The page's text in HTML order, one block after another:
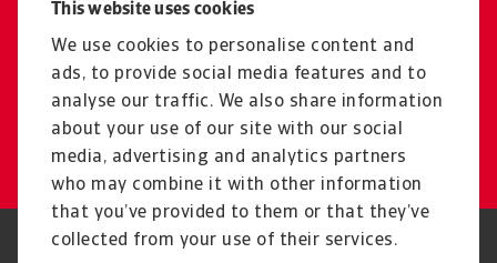
This website uses cookies
We use cookies to personalise content and
ads, to provide social media features and to
analyse our traffic. We also share information
about your use of our site with our social
media, advertising and analytics partners
who may combine it with other information
that you’ve provided to them or that they’ve
collected from your use of their services.
Kami bekerja sama dengan
Anda untuk mencapai hasil
yang Anda inginkan.
Berbicara dengan Spesialis